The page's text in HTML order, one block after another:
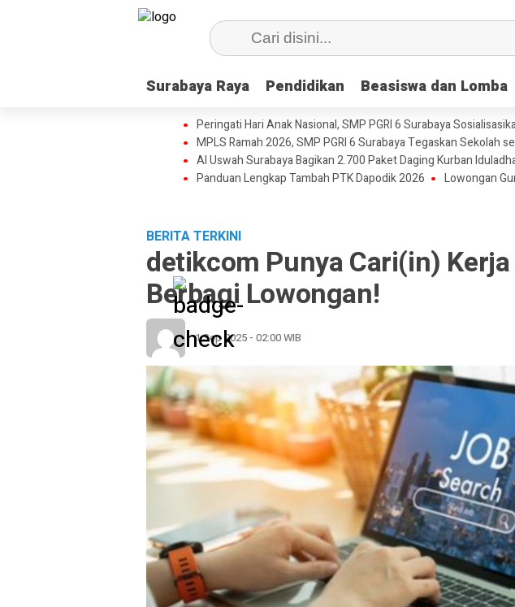
Surabaya Raya Pendidikan Beasiswa dan Lomba
Surabaya Raya Pendidikan Beasiswa dan Lomba
Peringati Hari Anak Nasional, SMP PGRI 6 Surabaya
MPLS Ramah 2026, SMP PGRI 6 Surabaya Tegaskan Sekolah
Al Uswah Surabaya Bagikan 2.700 Paket Daging Kurban
Panduan Lengkap Tambah PTK Dapodik 2026
Lowongan
BERITA TERKINI
detikcom Punya Cari(in)
Berbagi Lowongan!
1 Sep 2025 - 02:00 WIB